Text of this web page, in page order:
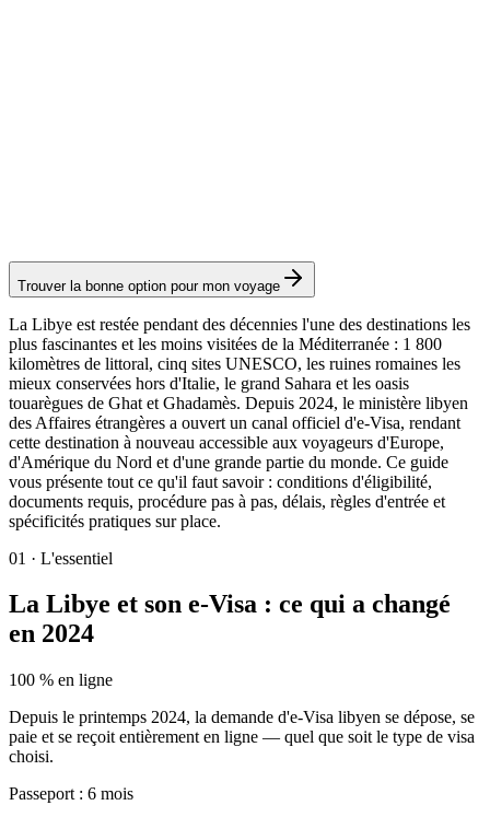
Trouver la bonne option pour mon voyage
La Libye est restée pendant des décennies l'une des destinations les
plus fascinantes et les moins visitées de la Méditerranée : 1 800
kilomètres de littoral, cinq sites UNESCO, les ruines romaines les
mieux conservées hors d'Italie, le grand Sahara et les oasis
touarègues de Ghat et Ghadamès. Depuis 2024, le ministère libyen
des Affaires étrangères a ouvert un canal officiel d'e-Visa, rendant
cette destination à nouveau accessible aux voyageurs d'Europe,
d'Amérique du Nord et d'une grande partie du monde. Ce guide
vous présente tout ce qu'il faut savoir : conditions d'éligibilité,
documents requis, procédure pas à pas, délais, règles d'entrée et
spécificités pratiques sur place.
01 · L'essentiel
La Libye et son e-Visa : ce qui a changé
en 2024
100 % en ligne
Depuis le printemps 2024, la demande d'e-Visa libyen se dépose, se
paie et se reçoit entièrement en ligne — quel que soit le type de visa
choisi.
Passeport : 6 mois